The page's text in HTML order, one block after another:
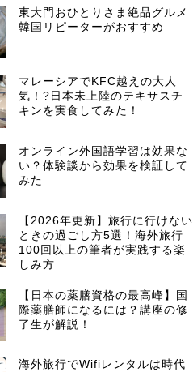
東大門おひとりさま絶品グルメ
韓国リピーターがおすすめ
マレーシアでKFC越えの大人
気！?日本未上陸のテキサスチ
キンを実食してみた！
オンライン外国語学習は効果な
い？体験談から効果を検証して
みた
【2026年更新】旅行に行けない
ときの過ごし方5選！海外旅行
100回以上の筆者が実践する楽
しみ方
【日本の薬膳資格の最高峰】国
際薬膳師になるには？講座の修
了生が解説！
海外旅行でWifiレンタルは時代